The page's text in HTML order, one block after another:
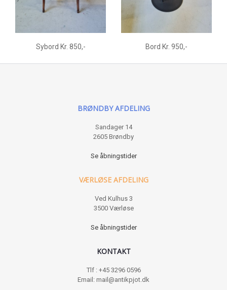
Sybord Kr. 850,- Bord Kr. 950,-
BRØNDBY AFDELING
Sandager 14
2605 Brøndby
Se åbningstider
VÆRLØSE AFDELING
Ved Kulhus 3
3500 Værløse
Se åbningstider
KONTAKT
Tlf : +45 3296 0596
Email: mail@antikpjot.dk